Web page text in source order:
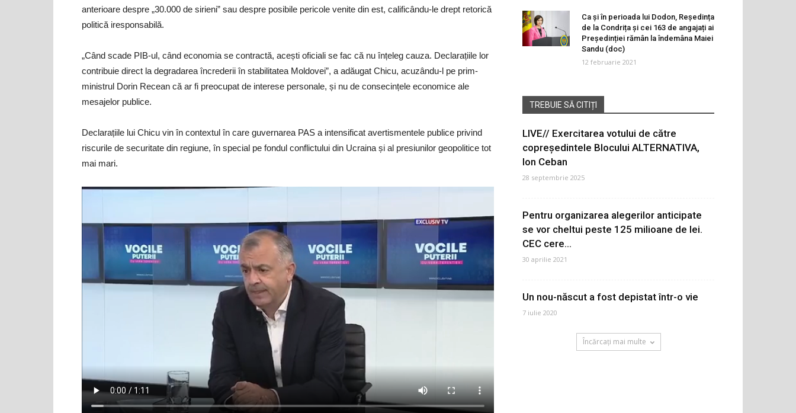
anterioare despre „30.000 de sirieni” sau despre posibile pericole venite din est, calificându-le drept retorică
politică iresponsabilă.
„Când scade PIB-ul, când economia se contractă, acești oficiali se fac că nu înțeleg cauza. Declarațiile lor
contribuie direct la degradarea încrederii în stabilitatea Moldovei”, a adăugat Chicu, acuzându-l pe prim-
ministrul Dorin Recean că ar fi preocupat de interese personale, și nu de consecințele economice ale
mesajelor publice.
Declarațiile lui Chicu vin în contextul în care guvernarea PAS a intensificat avertismentele publice privind
riscurile de securitate din regiune, în special pe fondul conflictului din Ucraina și al presiunilor geopolitice tot
mai mari.
Ca și în perioada lui Dodon, Reședința
de la Condrița și cei 163 de angajați ai
Președinției rămân la îndemâna Maiei
Sandu (doc)
12 februarie 2021
TREBUIE SĂ CITIȚI
LIVE// Exercitarea votului de către
copreședintele Blocului ALTERNATIVA,
Ion Ceban
28 septembrie 2025
Pentru organizarea alegerilor anticipate
se vor cheltui peste 125 milioane de lei.
CEC cere...
30 aprilie 2021
Un nou-născut a fost depistat într-o vie
7 iulie 2020
Încărcați mai multe